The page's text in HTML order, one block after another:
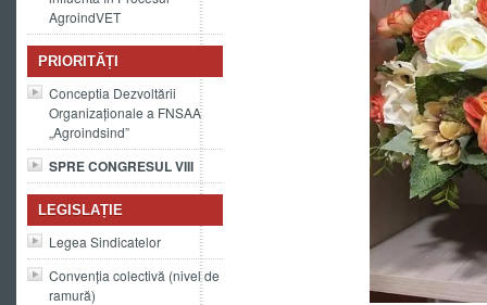
AgroindVET
PRIORITĂȚI
Conceptia Dezvoltării
Organizaționale a FNSAA
„Agroindsind”
SPRE CONGRESUL VIII
LEGISLAȚIE
Legea Sindicatelor
Convenția colectivă (nivel de
ramură)